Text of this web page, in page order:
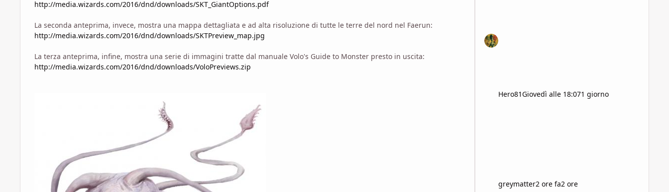
http://media.wizards.com/2016/dnd/downloads/SKT_GiantOptions.pdf
La seconda anteprima, invece, mostra una mappa dettagliata e ad alta risoluzione di tutte le terre del nord nel Faerun:
http://media.wizards.com/2016/dnd/downloads/SKTPreview_map.jpg
La terza anteprima, infine, mostra una serie di immagini tratte dal manuale Volo's Guide to Monster presto in uscita:
http://media.wizards.com/2016/dnd/downloads/VoloPreviews.zip
Hero81 Giovedì alle 18:071 giorno
greymatter2 ore fa2 ore